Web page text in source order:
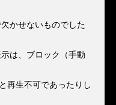
かせないものでした
は、ブロック（手動
再生不可であったりし